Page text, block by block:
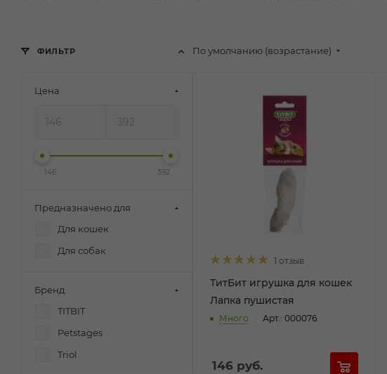
По умолчанию (возрастание)
1 отзыв
ТитБит игрушка для кошек
Лапка пушистая
Много Арт.: 000076
146 руб.
ФИЛЬТР
Цена
146 392
Предназначено для
Для кошек
Для собак
Бренд
TITBIT
Petstages
Triol